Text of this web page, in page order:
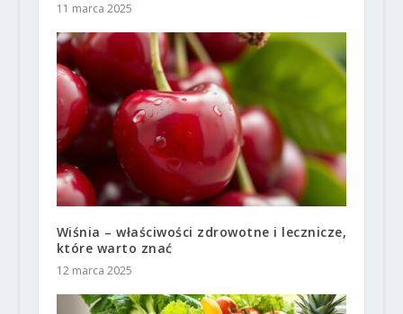
11 marca 2025
Wiśnia – właściwości zdrowotne i lecznicze,
które warto znać
12 marca 2025